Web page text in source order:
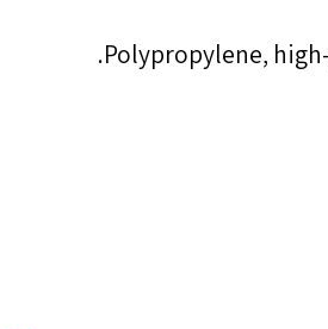
Polypropylene,